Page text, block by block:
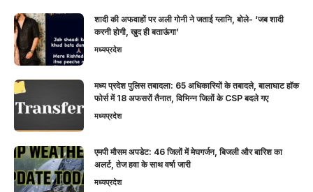
शादी की अफवाहों पर अली गोनी ने जताई ग्लानि, बोले- ‘जब शादी
करनी होगी, खुद ही बताऊंगा’
मध्यप्रदेश
मध्य प्रदेश पुलिस तबादला: 65 अधिकारियों के तबादले, बालाघाट हॉक
फोर्स में 18 अफसरों तैनात, विभिन्न जिलों के CSP बदले गए
मध्यप्रदेश
एमपी मौसम अपडेट: 46 जिलों में मेघगर्जन, बिजली और बारिश का
अलर्ट, तेज हवा के साथ वर्षा जारी
मध्यप्रदेश